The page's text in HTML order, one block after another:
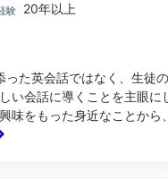
験
20年以上
った英会話ではなく、生徒の
い会話に導くことを主眼に
味をもった身近なことから、